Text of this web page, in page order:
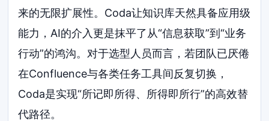
来的无限扩展性。Coda让知识库天然具备应用级
能力，AI的介入更是抹平了从“信息获取”到“业务
行动”的鸿沟。对于选型人员而言，若团队已厌倦
在Confluence与各类任务工具间反复切换，
Coda是实现“所记即所得、所得即所行”的高效替
代路径。